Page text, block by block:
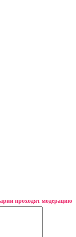
проходят модерацию